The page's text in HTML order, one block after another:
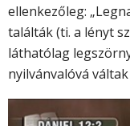
ellenkezőleg:
találták (ti. a lényt
láthatólag
nyilvánvalóvá